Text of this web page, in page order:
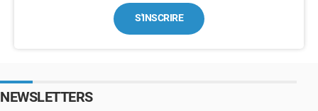
S'INSCRIRE
NEWSLETTERS